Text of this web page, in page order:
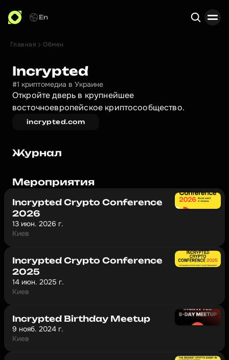
En
Главная Обмен
Incrypted
#1 криптомедиа в Украине
Откройте дверь в крупнейшее
восточноевропейское криптосообщество.
incrypted.com
Журнал
Мероприятия
Incrypted Crypto Conference
2026
13 июн. 2026 г.
Киев
Incrypted Сrypto Сonference
2025
14 июн. 2025 г.
Киев
Incrypted Birthday Meetup
9 нояб. 2024 г.
Киев